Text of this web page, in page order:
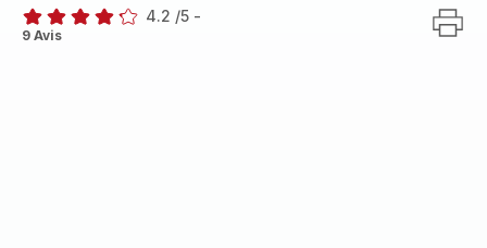
ratings.4.2
4.2 /5 -
9 Avis